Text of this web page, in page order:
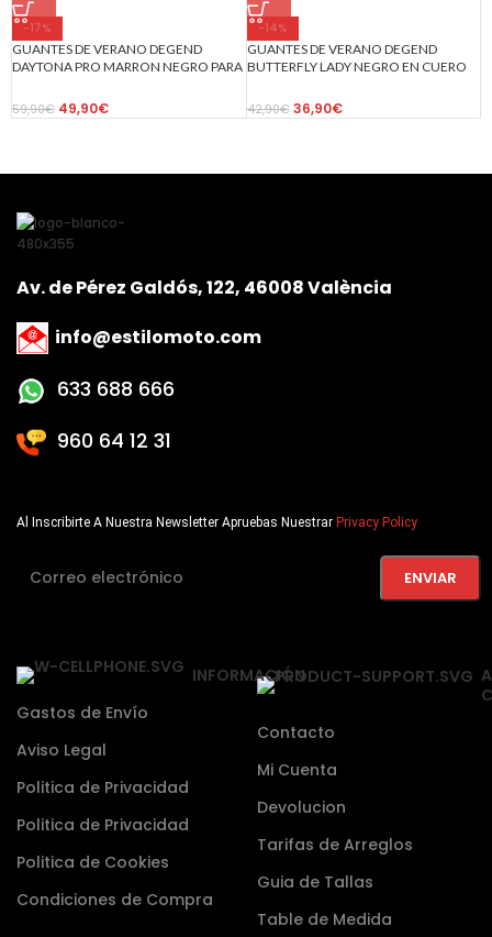
-17%
GUANTES DE VERANO DEGEND
DAYTONA PRO MARRON NEGRO PARA
CALIDAD
59,90€ 49,90€
-14%
GUANTES DE VERANO DEGEND
BUTTERFLY LADY NEGRO EN CUERO
42,90€ 36,90€
Contacto
Mi Cuenta
Devolucion
Tarifas de Arreglos
Guia de Tallas
Table de Medida
INFORMACIÓN
Gastos de Envío
Aviso Legal
Politica de Privacidad
Politica de Privacidad
Politica de Cookies
Condiciones de Compra
Al Inscribirte A Nuestra Newsletter Apruebas Nuestrar Privacy Policy
Av. de Pérez Galdós, 122, 46008 València
info@estilomoto.com
633 688 666
960 64 12 31